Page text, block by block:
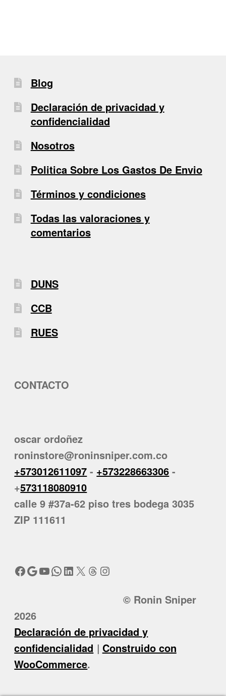
Blog
Declaración de privacidad y
confidencialidad
Nosotros
Politica Sobre Los Gastos De Envio
Términos y condiciones
Todas las valoraciones y
comentarios
DUNS
CCB
RUES
CONTACTO
oscar ordoñez
roninstore@roninsniper.com.co
+573012611097 - +573228663306 -
+573118080910
calle 9 #37a-62 piso tres bodega 3035
ZIP 111611
Facebook
Google
YouTube
WhatsApp
LinkedIn
X Threads
Instagram
© Ronin Sniper
2026
Declaración de privacidad y
confidencialidad
Construido con
WooCommerce.